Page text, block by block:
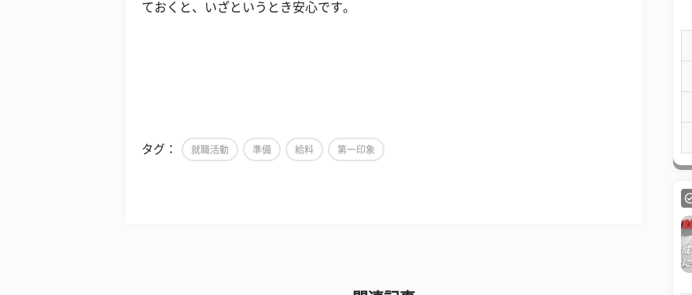
ておくと、いざというとき安心です。
タグ： 就職活動 準備 給料 第一印象